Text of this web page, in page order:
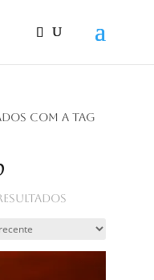
com a tag
Classificado